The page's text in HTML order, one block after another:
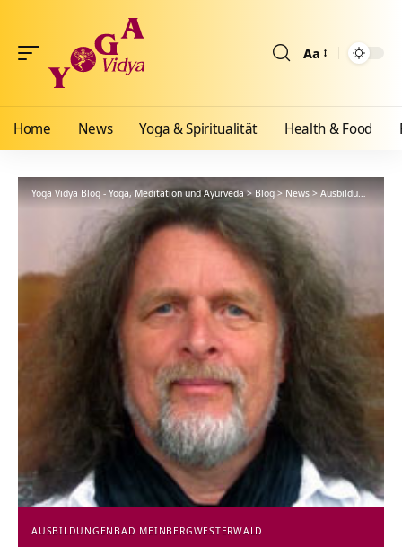
Aa
Home News Yoga & Spiritualität Health & Food
Yoga Vidya Blog - Yoga, Meditation und Ayurveda> Blog>News>Ausbildungen
AUSBILDUNGEN BAD MEINBERGWESTERWALD